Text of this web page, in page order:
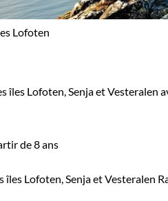
îles Lofoten, Senja et Vesteralen
de 8 ans
îles Lofoten, Senja et Vesteralen